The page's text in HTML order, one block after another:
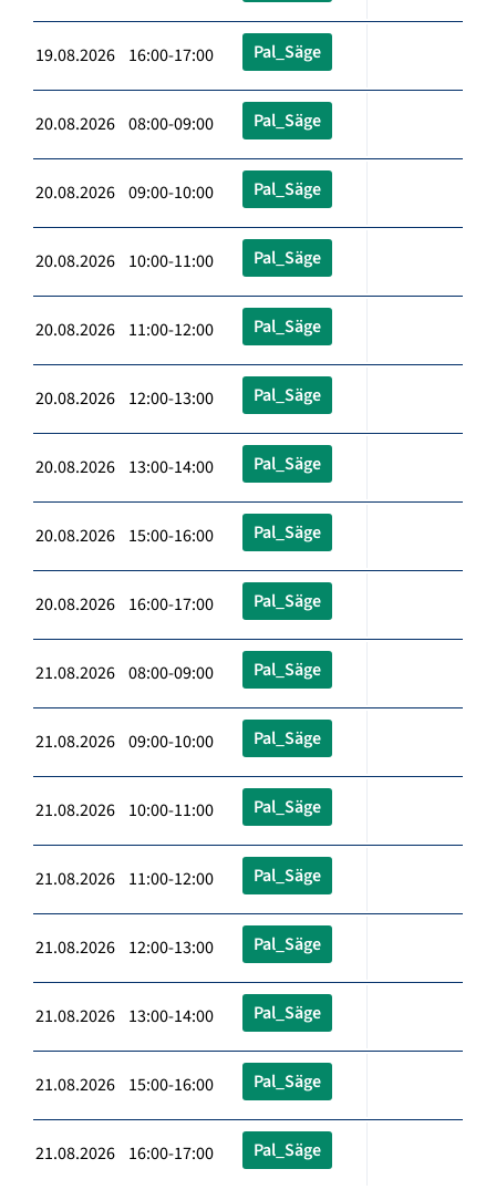
19.08.2026 16:00-17:00 Pal_Säge
20.08.2026 08:00-09:00 Pal_Säge
20.08.2026 09:00-10:00 Pal_Säge
20.08.2026 10:00-11:00 Pal_Säge
20.08.2026 11:00-12:00 Pal_Säge
20.08.2026 12:00-13:00 Pal_Säge
20.08.2026 13:00-14:00 Pal_Säge
20.08.2026 15:00-16:00 Pal_Säge
20.08.2026 16:00-17:00 Pal_Säge
21.08.2026 08:00-09:00 Pal_Säge
21.08.2026 09:00-10:00 Pal_Säge
21.08.2026 10:00-11:00 Pal_Säge
21.08.2026 11:00-12:00 Pal_Säge
21.08.2026 12:00-13:00 Pal_Säge
21.08.2026 13:00-14:00 Pal_Säge
21.08.2026 15:00-16:00 Pal_Säge
21.08.2026 16:00-17:00 Pal_Säge